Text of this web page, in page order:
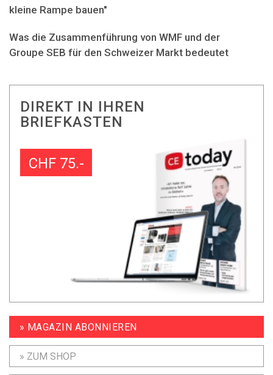
kleine Rampe bauen"
Was die Zusammenführung von WMF und der
Groupe SEB für den Schweizer Markt bedeutet
DIREKT IN IHREN
BRIEFKASTEN
CHF 75.-
» MAGAZIN ABONNIEREN
» ZUM SHOP